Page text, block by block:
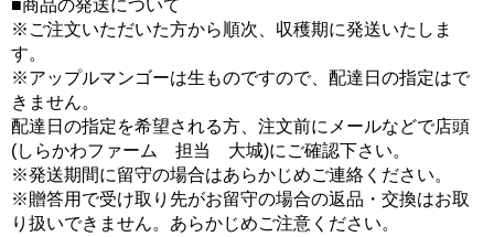
■商品の発送について
※ご注文いただいた方から順次、収穫期に発送いたしま
す。
※アップルマンゴーは生ものですので、配達日の指定はで
きません。
配達日の指定を希望される方、注文前にメールなどで店頭
(しらかわファーム 担当 大城)にご確認下さい。
※発送期間に留守の場合はあらかじめご連絡ください。
※贈答用で受け取り先がお留守の場合の返品・交換はお取
り扱いできません。あらかじめご注意ください。